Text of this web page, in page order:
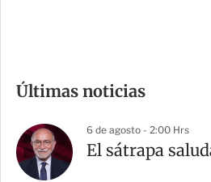
p
a
r
t
Últimas noticias
6 de agosto - 2:00 Hrs
El sátrapa